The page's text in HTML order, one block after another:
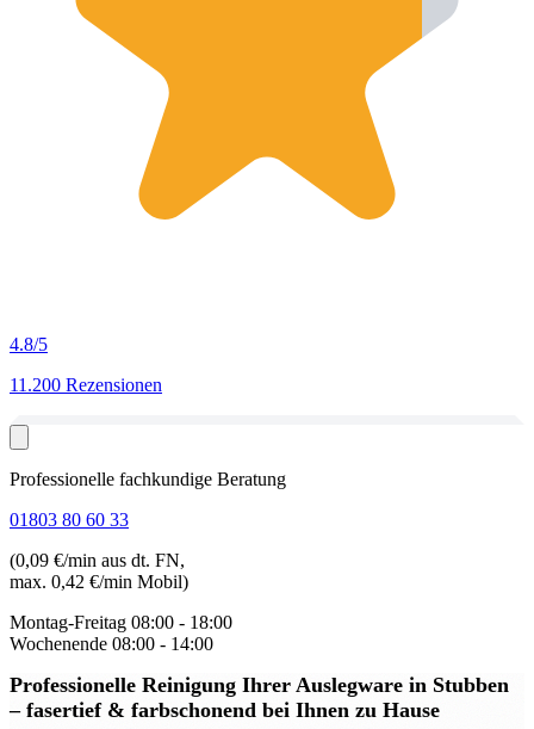
4.8/5
11.200 Rezensionen
Professionelle fachkundige Beratung
01803 80 60 33
(0,09 €/min aus dt. FN,
max. 0,42 €/min Mobil)
Montag-Freitag 08:00 - 18:00
Wochenende 08:00 - 14:00
Professionelle Reinigung Ihrer Auslegware in Stubben
– fasertief & farbschonend bei Ihnen zu Hause